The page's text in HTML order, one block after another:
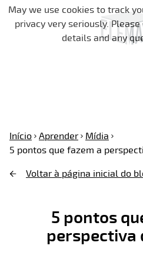
Início Aprender
Mídia
5 pontos que fazem a
Voltar à página inicial do
5 pontos
perspectiva
May we use cookies to track
privacy very seriously.
details and any